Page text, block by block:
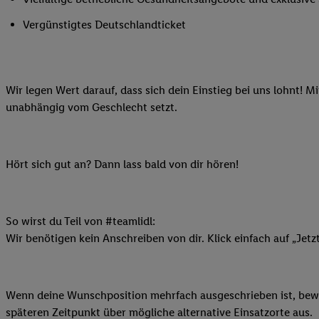
Vergünstigtes Deutschlandticket
Wir legen Wert darauf, dass sich dein Einstieg bei uns lohnt!
unabhängig vom Geschlecht setzt.
Hört sich gut an? Dann lass bald von dir hören!
So wirst du Teil von #teamlidl:
Wir benötigen kein Anschreiben von dir. Klick einfach auf
Wenn deine Wunschposition mehrfach ausgeschrieben ist,
späteren Zeitpunkt über mögliche alternative Einsatzorte aus.
Adresse und einer
können Ihre
finden Sie in den
Ihre Einwilligung